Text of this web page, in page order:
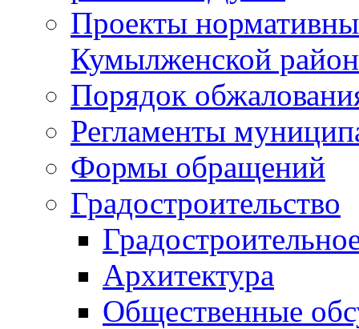
Проекты
Кумылженской
Порядок
Регламенты
Формы обращений
Градостроительство
Архитектура
Общественные